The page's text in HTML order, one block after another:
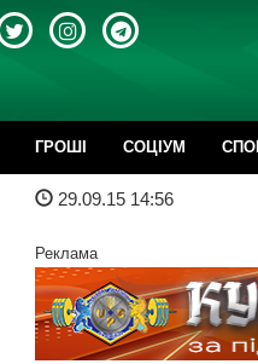
ГРОШІ CОЦІУМ
29.09.15 14:56
Реклама